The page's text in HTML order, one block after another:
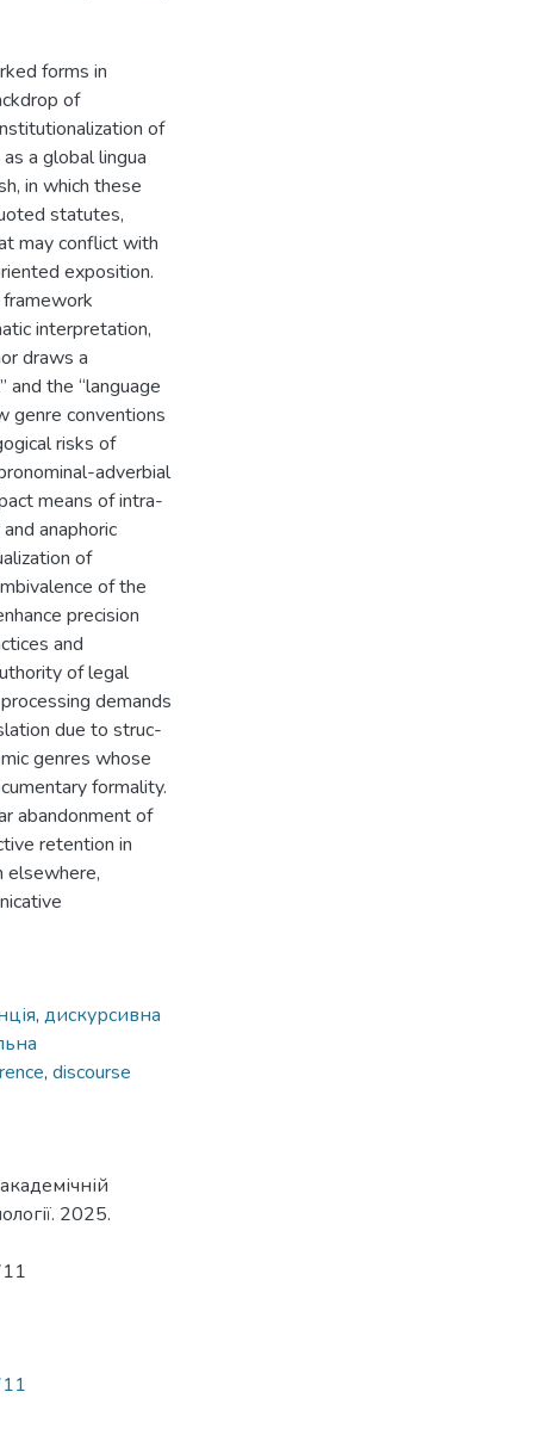
forms in
of
of
a global lingua
in which these
statutes,
may conflict with
exposition.
interpretation,
draws a
the “language
genre conventions
risks of
adverbial
means of intra-
anaphoric
of
of the
precision
and
of legal
demands
due to struc-
genres whose
formality.
abandonment of
retention in
elsewhere,
, дискурсивна
, discourse
2025.